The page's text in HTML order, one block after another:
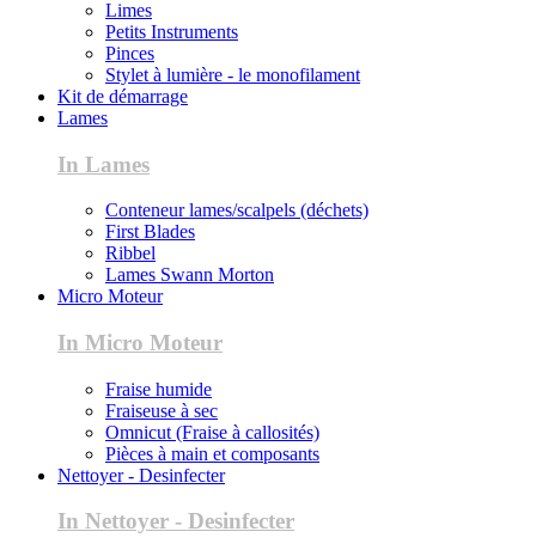
Limes
Petits Instruments
Pinces
Stylet à lumière - le monofilament
Kit de démarrage
Lames
In Lames
Conteneur lames/scalpels (déchets)
First Blades
Ribbel
Lames Swann Morton
Micro Moteur
In Micro Moteur
Fraise humide
Fraiseuse à sec
Omnicut (Fraise à callosités)
Pièces à main et composants
Nettoyer - Desinfecter
In Nettoyer - Desinfecter